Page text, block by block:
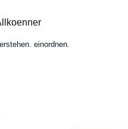
einordnen.